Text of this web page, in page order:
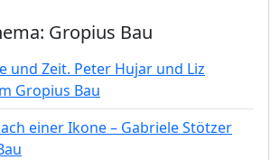
Gropius Bau
und Zeit. Peter Hujar und Liz
Gropius Bau
einer Ikone – Gabriele Stötzer